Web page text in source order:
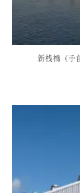
新桟橋（手